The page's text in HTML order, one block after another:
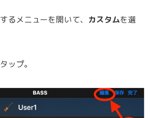
るメニューを開いて、 カスタムを選
ップ。